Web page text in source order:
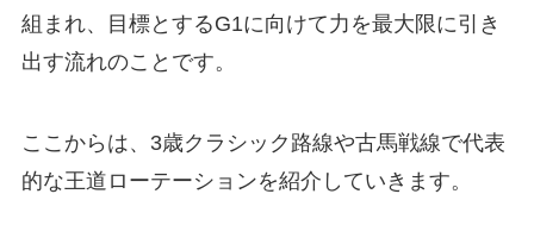
組まれ、目標とするG1に向けて力を最大限に引き
出す流れのことです。
ここからは、3歳クラシック路線や古馬戦線で代表
的な王道ローテーションを紹介していきます。